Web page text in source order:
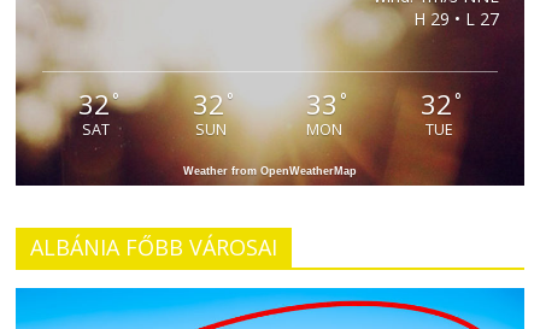
H 29 • L 27
32°
SAT
32°
SUN
33 °
MON
32°
TUE
Weather from OpenWeatherMap
ALBÁNIA FŐBB VÁROSAI